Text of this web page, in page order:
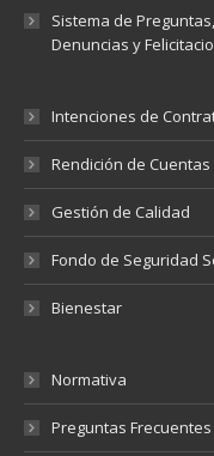
Sistema de
Denuncias y
Intenciones de
Rendición de Cuentas
Gestión de Calidad
Fondo de Seguridad
Bienestar
Normativa
Preguntas Frecuentes